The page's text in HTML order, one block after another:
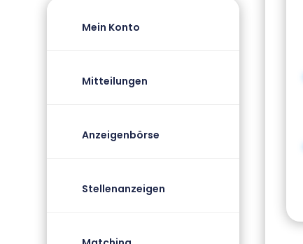
Mein Konto
Mitteilungen
Anzeigenbörse
Stellenanzeigen